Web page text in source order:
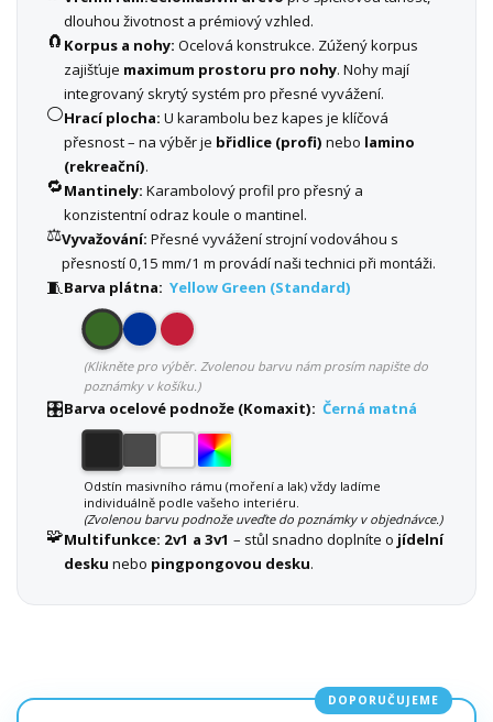
dlouhou životnost a prémiový vzhled.
🧲 Korpus a nohy: Ocelová konstrukce. Zúžený korpus
zajišťuje maximum prostoru pro nohy. Nohy mají
integrovaný skrytý systém pro přesné vyvážení.
⚪Hrací plocha: U karambolu bez kapes je klíčová
přesnost – na výběr je břidlice (profi) nebo lamino
(rekreační).
🔁Mantinely: Karambolový profil pro přesný a
konzistentní odraz koule o mantinel.
⚖️Vyvažování: Přesné vyvážení strojní vodováhou s
přesností 0,15 mm/1 m provádí naši technici při montáži.
🧵Barva plátna: Yellow Green (Standard)
(Klikněte pro výběr. Zvolenou barvu nám prosím napište do
poznámky v košíku.)
🎛️Barva ocelové podnože (Komaxit): Černá matná
Odstín masivního rámu (moření a lak) vždy ladíme
individuálně podle vašeho interiéru.
(Zvolenou barvu podnože uveďte do poznámky v objednávce.)
🧩Multifunkce: 2v1 a 3v1 – stůl snadno doplníte o jídelní
desku nebo pingpongovou desku.
DOPORUČUJEME